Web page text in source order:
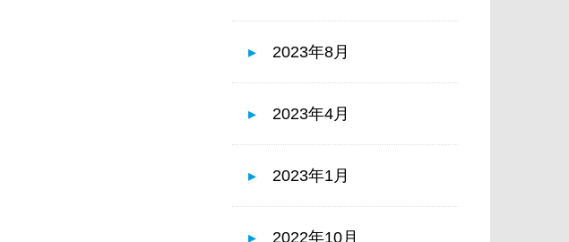
2023年8月
2023年4月
2023年1月
2022年10月